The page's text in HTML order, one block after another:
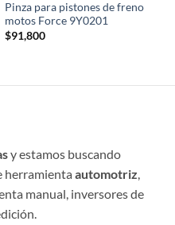
Pinza para pistones de freno
motos Force 9Y0201
$91,800
y estamos buscando
herramienta automotriz,
manual, inversores de